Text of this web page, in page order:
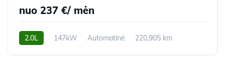
nuo 237 €/ mėn
2.0L 147kW Automatinė
220,905 km